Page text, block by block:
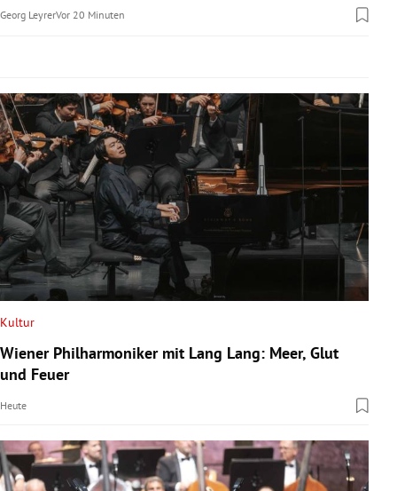
Untermenü
Untermenü
Georg LeyrerVor 20 Minuten
Kultur
Wiener Philharmoniker mit Lang Lang: Meer, Glut
und Feuer
Heute